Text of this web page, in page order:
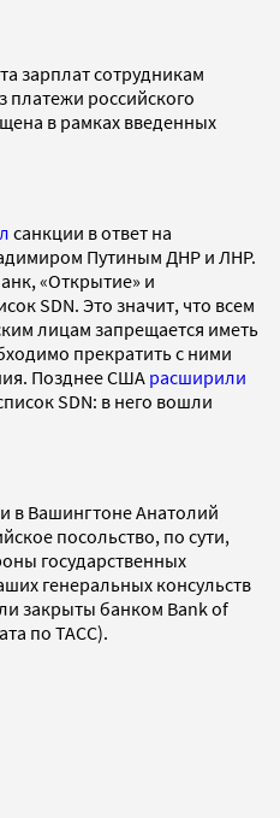
зарплат сотрудникам
платежи российского
в рамках введенных
санкции в ответ на
Путиным ДНР и ЛНР.
«Открытие» и
SDN. Это значит, что всем
лицам запрещается иметь
прекратить с ними
Позднее США расширили
SDN: в него вошли
в Вашингтоне Анатолий
посольство, по сути,
государственных
генеральных консульств
закрыты банком Bank of
по ТАСС).